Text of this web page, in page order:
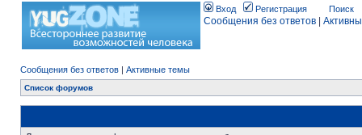
Вход Регистрация Поиск
Сообщения без ответов
Сообщения без ответов | Активные темы
Список форумов